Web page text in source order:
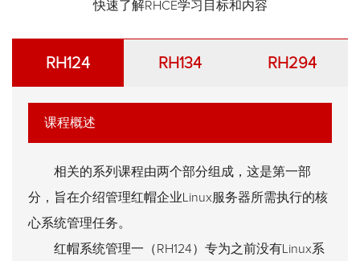
快速了解RHCE学习目标和内容
RH124 RH134 RH294
课程概述
相关的系列课程由两个部分组成，这是第一部
分，旨在介绍管理红帽企业Linux服务器所需执行的核
心系统管理任务。
红帽系统管理一（RH124）专为之前没有Linux系